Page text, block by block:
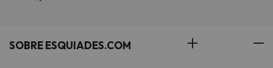
SOBRE ESQUIADES.COM